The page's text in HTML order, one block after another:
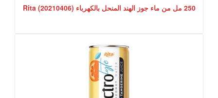
250 مل من ماء جوز الهند المنحل بالكهرباء Rita (20210406)